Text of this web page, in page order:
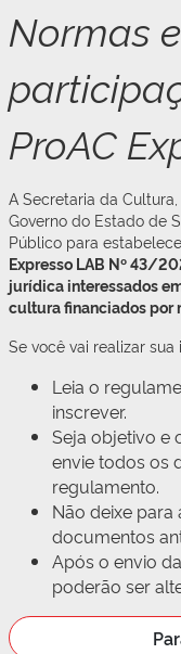
Normas
ProAC
A Secretaria da
Governo do Estado de
Público para
Expresso LAB Nº 43/
jurídica interessados
cultura financiados por
Se você vai realizar
Leia o
inscrever.
Seja objetivo e
envie todos os
regulamento.
Não deixe
documentos
Após o envio
poderão ser